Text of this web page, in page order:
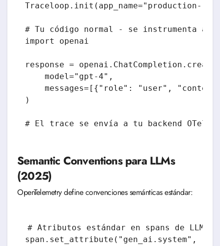
Traceloop.init(app_name="production-
# Tu código normal - se instrumenta
import openai
response =
    model="gpt-4",
messages=[{"role": "user",
)
Semantic Conventions para LLMs
(2025)
OpenTelemetry define convenciones semánticas estándar:
# Atributos estándar en spans de LLM
span.set_attribute("gen_ai.system",